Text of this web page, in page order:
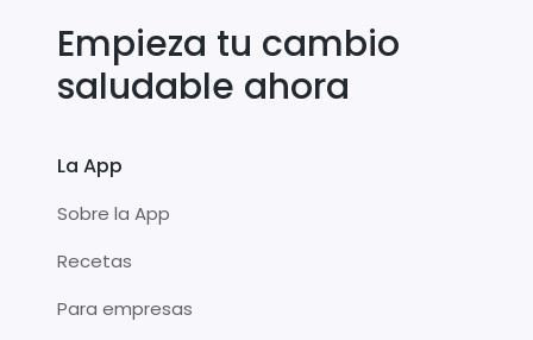
Empieza tu cambio
saludable ahora
La App
Sobre la App
Recetas
Para empresas